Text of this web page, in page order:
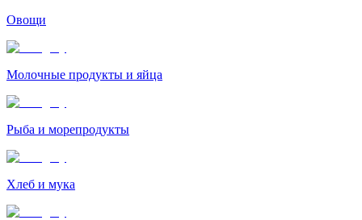
Овощи
Молочные продукты и яйца
Рыба и морепродукты
Хлеб и мука